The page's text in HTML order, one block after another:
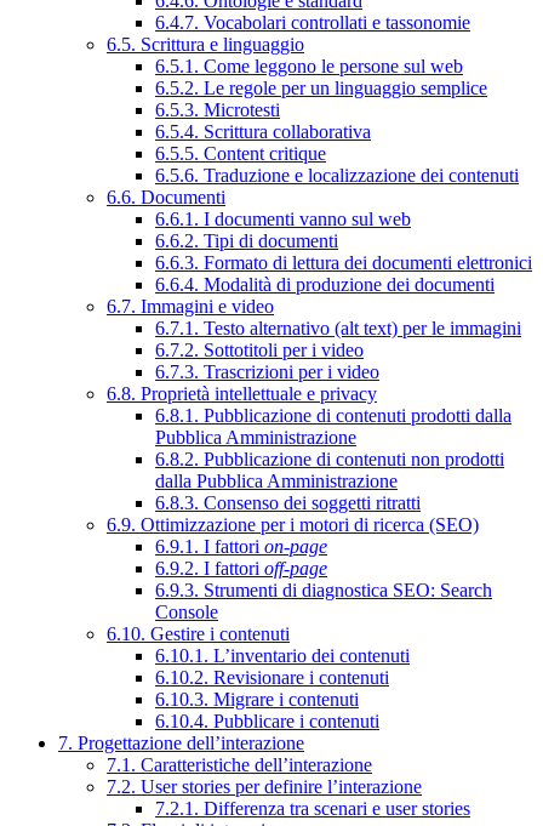
6.4.7. Vocabolari controllati e tassonomie
6.5. Scrittura e linguaggio
6.5.1. Come leggono le persone sul web
6.5.2. Le regole per un linguaggio semplice
6.5.3. Microtesti
6.5.4. Scrittura collaborativa
6.5.5. Content critique
6.5.6. Traduzione e localizzazione dei contenuti
6.6. Documenti
6.6.1. I documenti vanno sul web
6.6.2. Tipi di documenti
6.6.3. Formato di lettura dei documenti elettronici
6.6.4. Modalità di produzione dei documenti
6.7. Immagini e video
6.7.1. Testo alternativo (alt text) per le immagini
6.7.2. Sottotitoli per i video
6.7.3. Trascrizioni per i video
6.8. Proprietà intellettuale e privacy
6.8.1. Pubblicazione di contenuti prodotti dalla
Pubblica Amministrazione
6.8.2. Pubblicazione di contenuti non prodotti
dalla Pubblica Amministrazione
6.8.3. Consenso dei soggetti ritratti
6.9. Ottimizzazione per i motori di ricerca (SEO)
6.9.1. I fattori on-page
6.9.2. I fattori off-page
6.9.3. Strumenti di diagnostica SEO: Search
Console
6.10. Gestire i contenuti
6.10.1. L’inventario dei contenuti
6.10.2. Revisionare i contenuti
6.10.3. Migrare i contenuti
6.10.4. Pubblicare i contenuti
7. Progettazione dell’interazione
7.1. Caratteristiche dell’interazione
7.2. User stories per definire l’interazione
7.2.1. Differenza tra scenari e user stories